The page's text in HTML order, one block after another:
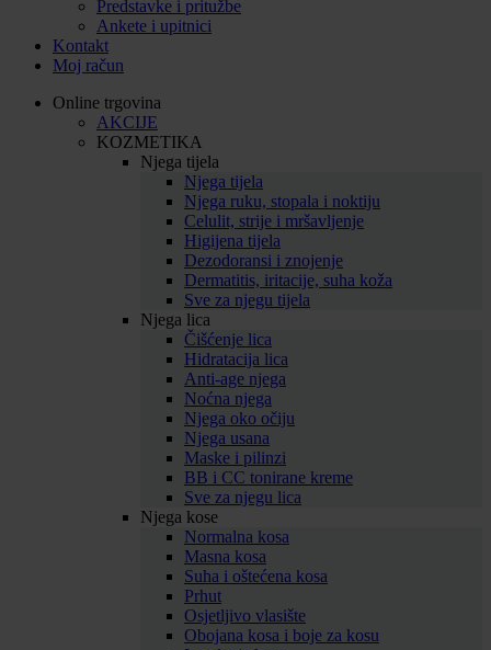
Predstavke i pritužbe
Ankete i upitnici
Kontakt
Moj račun
Online trgovina
AKCIJE
KOZMETIKA
Njega tijela
Njega tijela
Njega ruku, stopala i noktiju
Celulit, strije i mršavljenje
Higijena tijela
Dezodoransi i znojenje
Dermatitis, iritacije, suha koža
Sve za njegu tijela
Njega lica
Čišćenje lica
Hidratacija lica
Anti-age njega
Noćna njega
Njega oko očiju
Njega usana
Maske i pilinzi
BB i CC tonirane kreme
Sve za njegu lica
Njega kose
Normalna kosa
Masna kosa
Suha i oštećena kosa
Prhut
Osjetljivo vlasište
Obojana kosa i boje za kosu